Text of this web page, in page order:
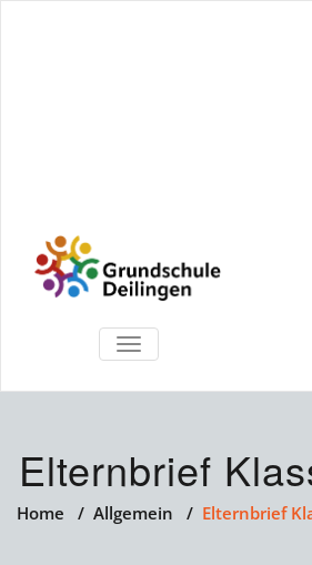
TOGGLE
NAVIGATION
Elternbrief
Home / Allgemein / Elternbrief